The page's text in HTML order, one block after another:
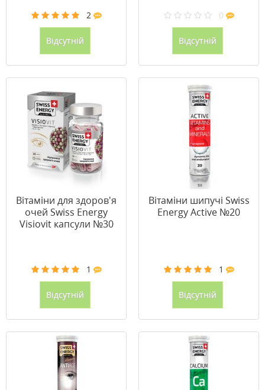
2
Відсутній
0
Відсутній
Вітаміни для здоров'я
очей Swiss Energy
Visiovit капсули №30
1
Відсутній
Вітаміни шипучі Swiss
Energy Active №20
1
Відсутній